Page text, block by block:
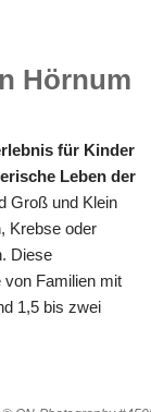
Hörnum
für Kinder
Leben der
Groß und Klein
Krebse oder
Diese
von Familien mit
1,5 bis zwei